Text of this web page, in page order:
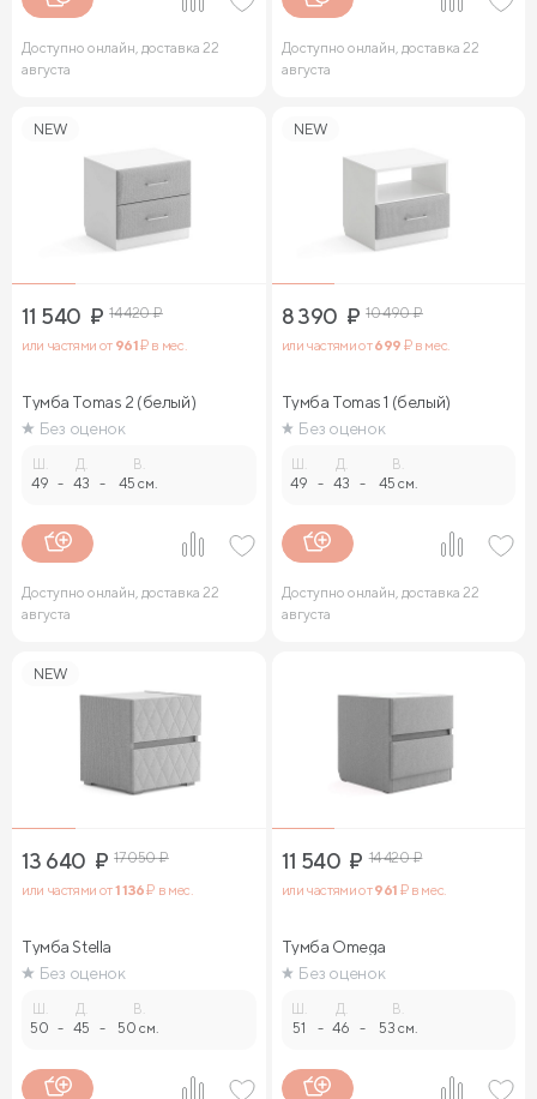
Доступно онлайн, доставка 22
августа
Доступно онлайн, доставка 22
августа
NEW
11 540 ₽ 14 420₽
или частями от 961₽ в мес.
Тумба Tomas 2 (белый)
Без оценок
49 -
Д.
43 -
В.
45 см.
Доступно онлайн, доставка 22
августа
NEW
8 390 ₽ 10 490₽
или частями от699 ₽ в мес.
Тумба Tomas 1 (белый)
Без оценок
49 -
Д.
43 -
В.
45 см.
Доступно онлайн, доставка 22
августа
NEW
13 640 ₽ 17 050₽
или частями от1 136₽ в мес.
Тумба Stella
Без оценок
50 -
Д.
45 -
В.
50 см.
11 540 ₽ 14 420₽
или частями от961 ₽ в мес.
Тумба Omega
Без оценок
51 -
Д.
46 -
В.
53 см.